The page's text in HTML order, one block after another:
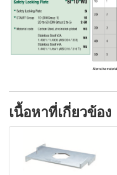
เนื้อหาที่เกี่ยวข้อง